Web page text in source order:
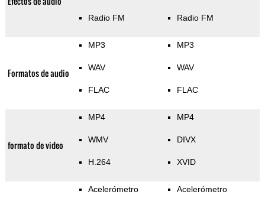
Radio FM Radio FM
Formatos de audio
MP3
WAV
FLAC
MP3
WAV
FLAC
formato de video
MP4
WMV
H.264
MP4
DIVX
XVID
Acelerómetro Acelerómetro